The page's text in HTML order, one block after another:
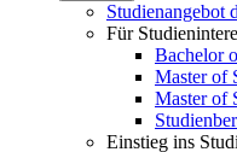
Studienangebot
Für
Bachelor
Master of
Master of
Einstieg ins